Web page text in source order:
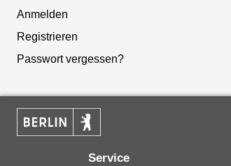
Anmelden
Registrieren
Passwort vergessen?
Service